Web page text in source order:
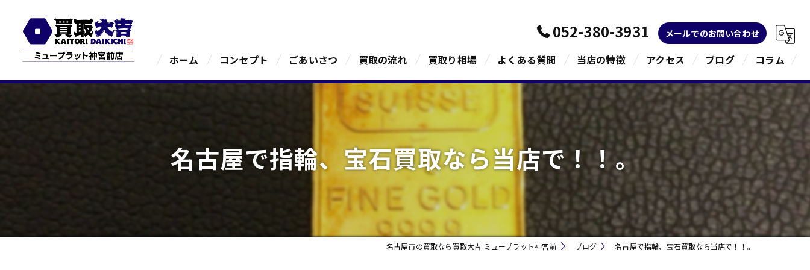
052-380-3931 メールでのお問い合わせ
ホーム コンセプト ごあいさつ 買取の流れ 買取り相場 よくある質問 当店の特徴
ブランド
宝石
貴金属
指輪
アクセス ブログ コラム
名古屋で指輪、宝石買取なら当店で！！。
名古屋市の買取なら買取大吉 ミュープラット神宮前 ブログ 名古屋で指輪、宝石買取なら当店で！！。